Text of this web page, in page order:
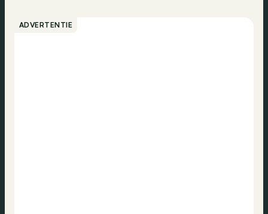
ADVERTENTIE